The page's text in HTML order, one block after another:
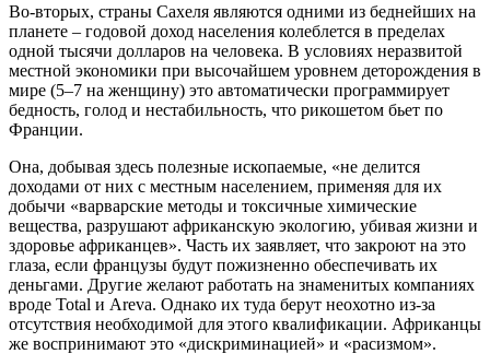
Во-вторых, страны Сахеля являются одними из беднейших на
планете – годовой доход населения колеблется в пределах
одной тысячи долларов на человека. В условиях неразвитой
местной экономики при высочайшем уровнем деторождения в
мире (5–7 на женщину) это автоматически программирует
бедность, голод и нестабильность, что рикошетом бьет по
Франции.
Она, добывая здесь полезные ископаемые, «не делится
доходами от них с местным населением, применяя для их
добычи «варварские методы и токсичные химические
вещества, разрушают африканскую экологию, убивая жизни и
здоровье африканцев». Часть их заявляет, что закроют на это
глаза, если французы будут пожизненно обеспечивать их
деньгами. Другие желают работать на знаменитых компаниях
вроде Total и Areva. Однако их туда берут неохотно из-за
отсутствия необходимой для этого квалификации. Африканцы
же воспринимают это «дискриминацией» и «расизмом».